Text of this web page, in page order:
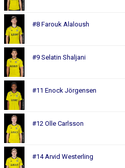
#8 Farouk Alaloush
#9 Selatin Shaljani
#11 Enock Jörgensen
#12 Olle Carlsson
#14 Arvid Westerling